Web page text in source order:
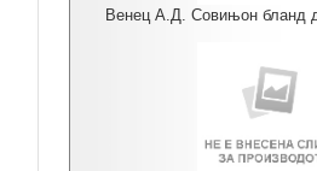
Венец А.Д. Совињон бланд